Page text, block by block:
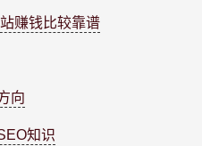
赚钱比较靠谱
向
知识